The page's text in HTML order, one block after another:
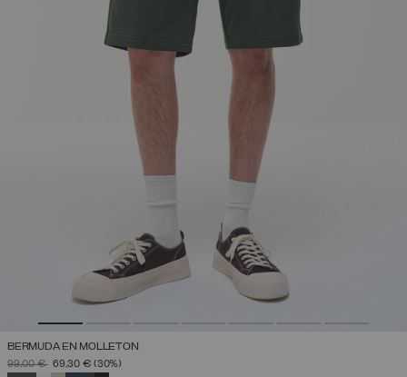
BERMUDA EN MOLLETON
PRIX RÉDUIT DE
99,00 €À69,30 €(30%)